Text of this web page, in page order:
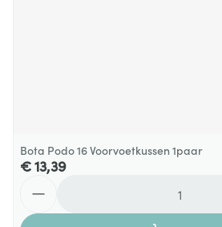
Bota Podo 16 Voorvoetkussen 1paar
€ 13,39